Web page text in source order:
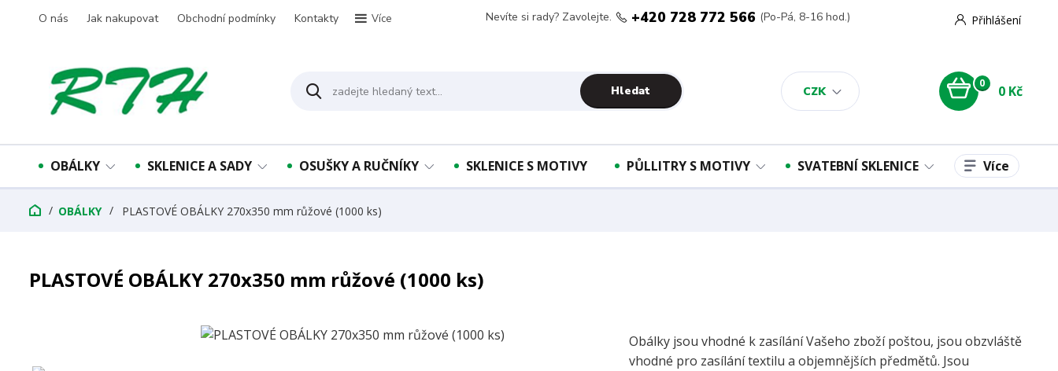
O nás Jak nakupovat Obchodní podmínky Kontakty Více
CZK
Přihlášení
Hledat
Nevíte si rady? Zavolejte. +420 728 772 566 (Po-Pá, 8-16 hod.)
0 0 Kč
OBÁLKY SKLENICE A SADY OSUŠKY A RUČNÍKY SKLENICE S MOTIVY PŮLLITRY S MOTIVY SVATEBNÍ SKLENICE Více
OBÁLKY PLASTOVÉ OBÁLKY 270x350 mm růžové (1000 ks)
PLASTOVÉ OBÁLKY 270x350 mm růžové (1000 ks)
Obálky jsou vhodné k zasílání Vašeho zboží poštou, jsou obzvláště
vhodné pro zasílání textilu a objemnějších předmětů. Jsou